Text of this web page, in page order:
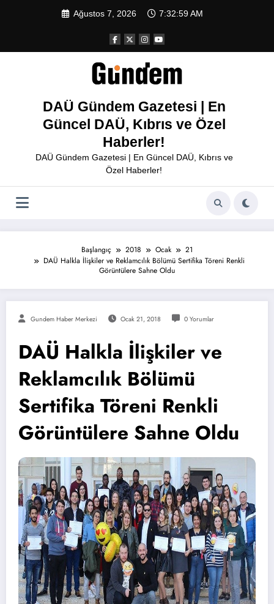
Ağustos 7, 2026 7:33:00 AM
DAÜ Gündem Gazetesi | En
Güncel DAÜ, Kıbrıs ve Özel
Haberler!
DAÜ Gündem Gazetesi | En Güncel DAÜ, Kıbrıs ve
Özel Haberler!
Başlangıç 2018 Ocak
21
DAÜ Halkla İlişkiler ve Reklamcılık Bölümü Sertifika Töreni Renkli
Görüntülere Sahne Oldu
Gundem Haber Merkezi Ocak 21, 2018 0 Yorumlar
DAÜ Halkla İlişkiler ve
Reklamcılık Bölümü
Sertifika Töreni Renkli
Görüntülere Sahne Oldu